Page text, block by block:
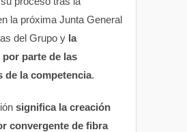
la próxima Junta General
del Grupo y la
parte de las
de la competencia.
significa la creación
convergente de fibra